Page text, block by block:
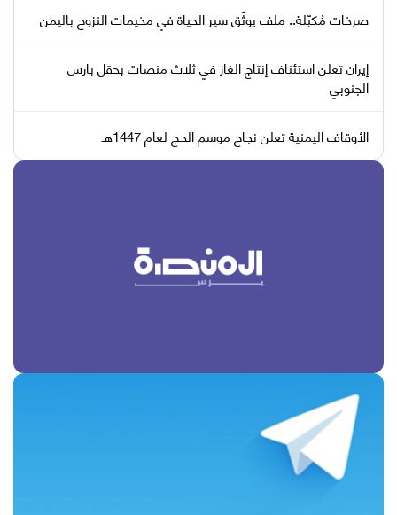
صرخات مُكبّلة.. ملف يوثّق سير الحياة في مخيمات النزوح باليمن
إيران تعلن استئناف إنتاج الغاز في ثلاث منصات بحقل بارس
الجنوبي
الأوقاف اليمنية تعلن نجاح موسم الحج لعام 1447هـ